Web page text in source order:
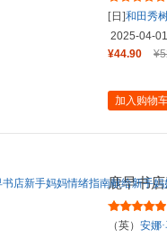
[日]和田秀
2025-04-01
¥44.90
加入购物
鹿早书
的治愈
（英） 安娜